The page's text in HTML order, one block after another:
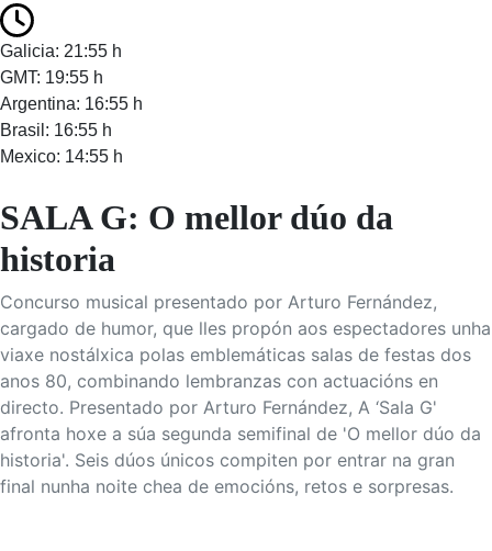
Galicia: 21:55 h
GMT: 19:55 h
Argentina: 16:55 h
Brasil: 16:55 h
Mexico: 14:55 h
SALA G: O mellor dúo da
historia
Concurso musical presentado por Arturo Fernández,
cargado de humor, que lles propón aos espectadores unha
viaxe nostálxica polas emblemáticas salas de festas dos
anos 80, combinando lembranzas con actuacións en
directo. Presentado por Arturo Fernández, A ‘Sala G'
afronta hoxe a súa segunda semifinal de 'O mellor dúo da
historia'. Seis dúos únicos compiten por entrar na gran
final nunha noite chea de emocións, retos e sorpresas.